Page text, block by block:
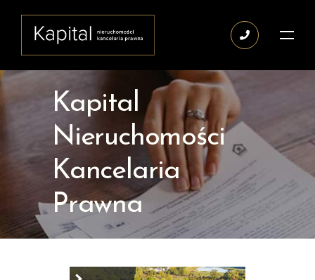
Kapital
Nieruchomości
Kancelaria
Prawna